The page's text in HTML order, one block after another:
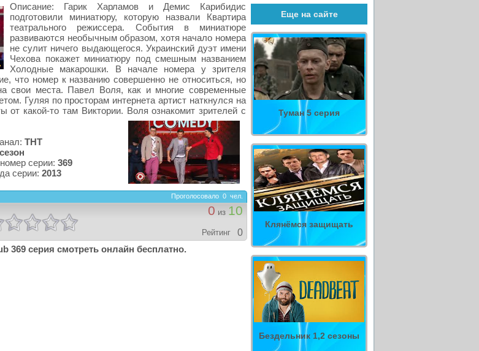
Еще на сайте
Туман 5 серия
Клянёмся защищать
Бездельник 1,2 сезоны
Описание: Гарик Харламов и Демис Карибидис
подготовили миниатюру, которую назвали Квартира
театрального режиссера. События в миниатюре
развиваются необычным образом, хотя начало номера
не сулит ничего выдающегося. Украинский дуэт имени
Чехова покажет миниатюру под смешным названием
Холодные макарошки. В начале номера у зрителя
что номер к названию совершенно не относиться, но
свои места. Павел Воля, как и многие современные
Гуляя по просторам интернета артист наткнулся на
от какой-то там Виктории. Воля ознакомит зрителей с
ТНТ
серии: 369
серии: 2013
Проголосовало 0 чел.
0 из 10
Рейтинг
0
369 серия смотреть онлайн бесплатно.